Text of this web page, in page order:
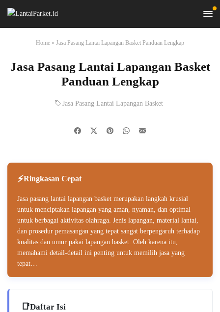
Home » Jasa Pasang Lantai Lapangan Basket Panduan Lengkap
Jasa Pasang Lantai Lapangan Basket
Panduan Lengkap
Jasa Pasang Lantai Lapangan Basket
Ringkasan Cepat
Jasa pasang lantai lapangan basket merupakan langkah krusial
untuk menciptakan lapangan yang aman, nyaman, dan optimal
untuk berbagai aktivitas olahraga. Jenis lapangan, material lantai,
dan prosedur pemasangan yang tepat sangat berpengaruh terhadap
kualitas dan umur pakai lapangan basket. Oleh karena itu,
memahami detail-detail ini penting untuk memilih jasa yang
tepat…
Daftar Isi